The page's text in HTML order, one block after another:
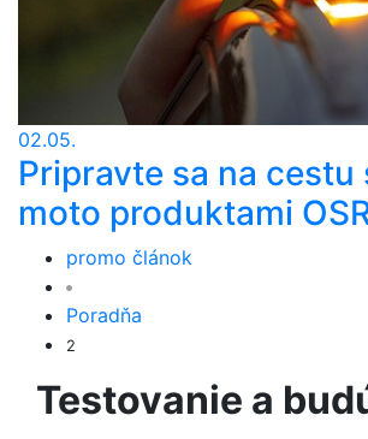
02.05.
Pripravte sa na cestu
moto produktami
promo článok
Poradňa
2
Testovanie a